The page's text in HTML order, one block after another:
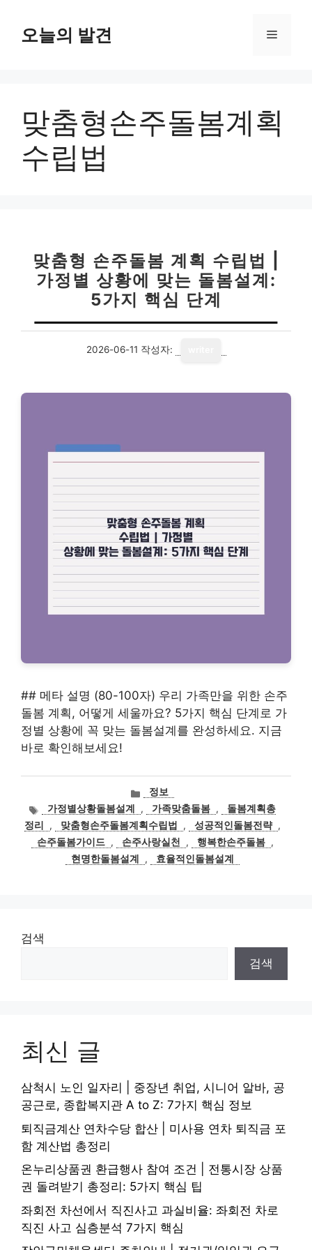
오늘의 발견 메
맞춤형손주돌봄계획
수립법
맞춤형 손주돌봄 계획 수립법 |
가정별 상황에 맞는 돌봄설계:
5가지 핵심 단계
2026-06-11 작성자:
## 메타 설명 (80-100자) 우리 가족만을 위한 손주
돌봄 계획, 어떻게 세울까요? 5가지 핵심 단계로 가
정별 상황에 꼭 맞는 돌봄설계를 완성하세요. 지금
바로 확인해보세요!
카
테
고
리
정보
태
그
가정별상황돌봄설계 , 가족맞춤돌봄 ,
돌봄계획총
정리
, 맞춤형손주돌봄계획수립법 , 성공적인돌봄전략 ,
손주돌봄가이드 , 손주사랑실천 , 행복한손주돌봄 ,
현명한돌봄설계
, 효율적인돌봄설계
검색
검색
최신 글
삼척시 노인 일자리 | 중장년 취업, 시니어 알바, 공
공근로, 종합복지관 A to Z: 7가지 핵심 정보
퇴직금계산 연차수당 합산 | 미사용 연차 퇴직금 포
함 계산법 총정리
온누리상품권 환급행사 참여 조건 | 전통시장 상품
권 돌려받기 총정리: 5가지 핵심 팁
좌회전 차선에서 직진사고 과실비율: 좌회전 차로
직진 사고 심층분석 7가지 핵심